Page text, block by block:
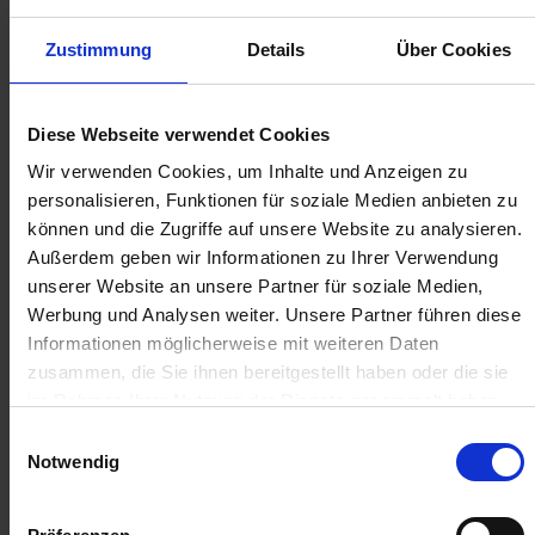
Zustimmung Details Über Cookies
Diese Webseite verwendet Cookies
Wir verwenden Cookies, um Inhalte und Anzeigen zu
personalisieren, Funktionen für soziale Medien anbieten zu
können und die Zugriffe auf unsere Website zu analysieren.
Außerdem geben wir Informationen zu Ihrer Verwendung
unserer Website an unsere Partner für soziale Medien,
Werbung und Analysen weiter. Unsere Partner führen diese
Informationen möglicherweise mit weiteren Daten
zusammen, die Sie ihnen bereitgestellt haben oder die sie
Notwendig
136,55 € / St 4,51 € / St
Anmelden für Ihren persönlichen Preis
4,55 € / St
4,55 €pro 1 Stück
inkl. 19% MwSt. zzgl. Versandkosten
ab Dienstag, 11. August 2026